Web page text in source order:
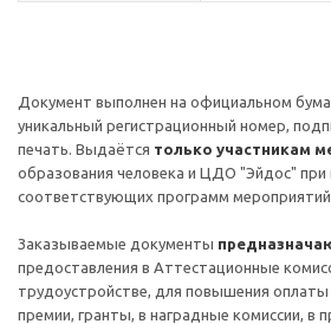
Документ выполнен на официальном
уникальный регистрационный номер,
печать. Выдаётся только участникам
образования человека и ЦДО "Эйдос" при
соответствующих программ
Заказываемые документы
предоставления в Аттестационные
трудоустройстве, для повышения оплаты
премии, гранты, в наградные комиссии, в